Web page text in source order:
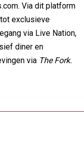
Via dit platform
exclusieve
via Live Nation,
diner en
via The Fork.